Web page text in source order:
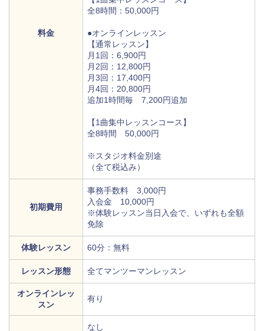
料金
全8時間：50,000円
●オンラインレッスン
【通常レッスン】
月1回：6,900円
月2回：12,800円
月3回：17,400円
月4回：20,800円
追加1時間毎 7,200円追加
【1曲集中レッスンコース】
全8時間 50,000円
※スタジオ料金別途
（全て税込み）
初期費用
事務手数料 3,000円
入会金 10,000円
※体験レッスン当日入会で、いずれも全額
免除
体験レッスン 60分：無料
レッスン形態 全てマンツーマンレッスン
オンラインレッ
スン
有り
なし